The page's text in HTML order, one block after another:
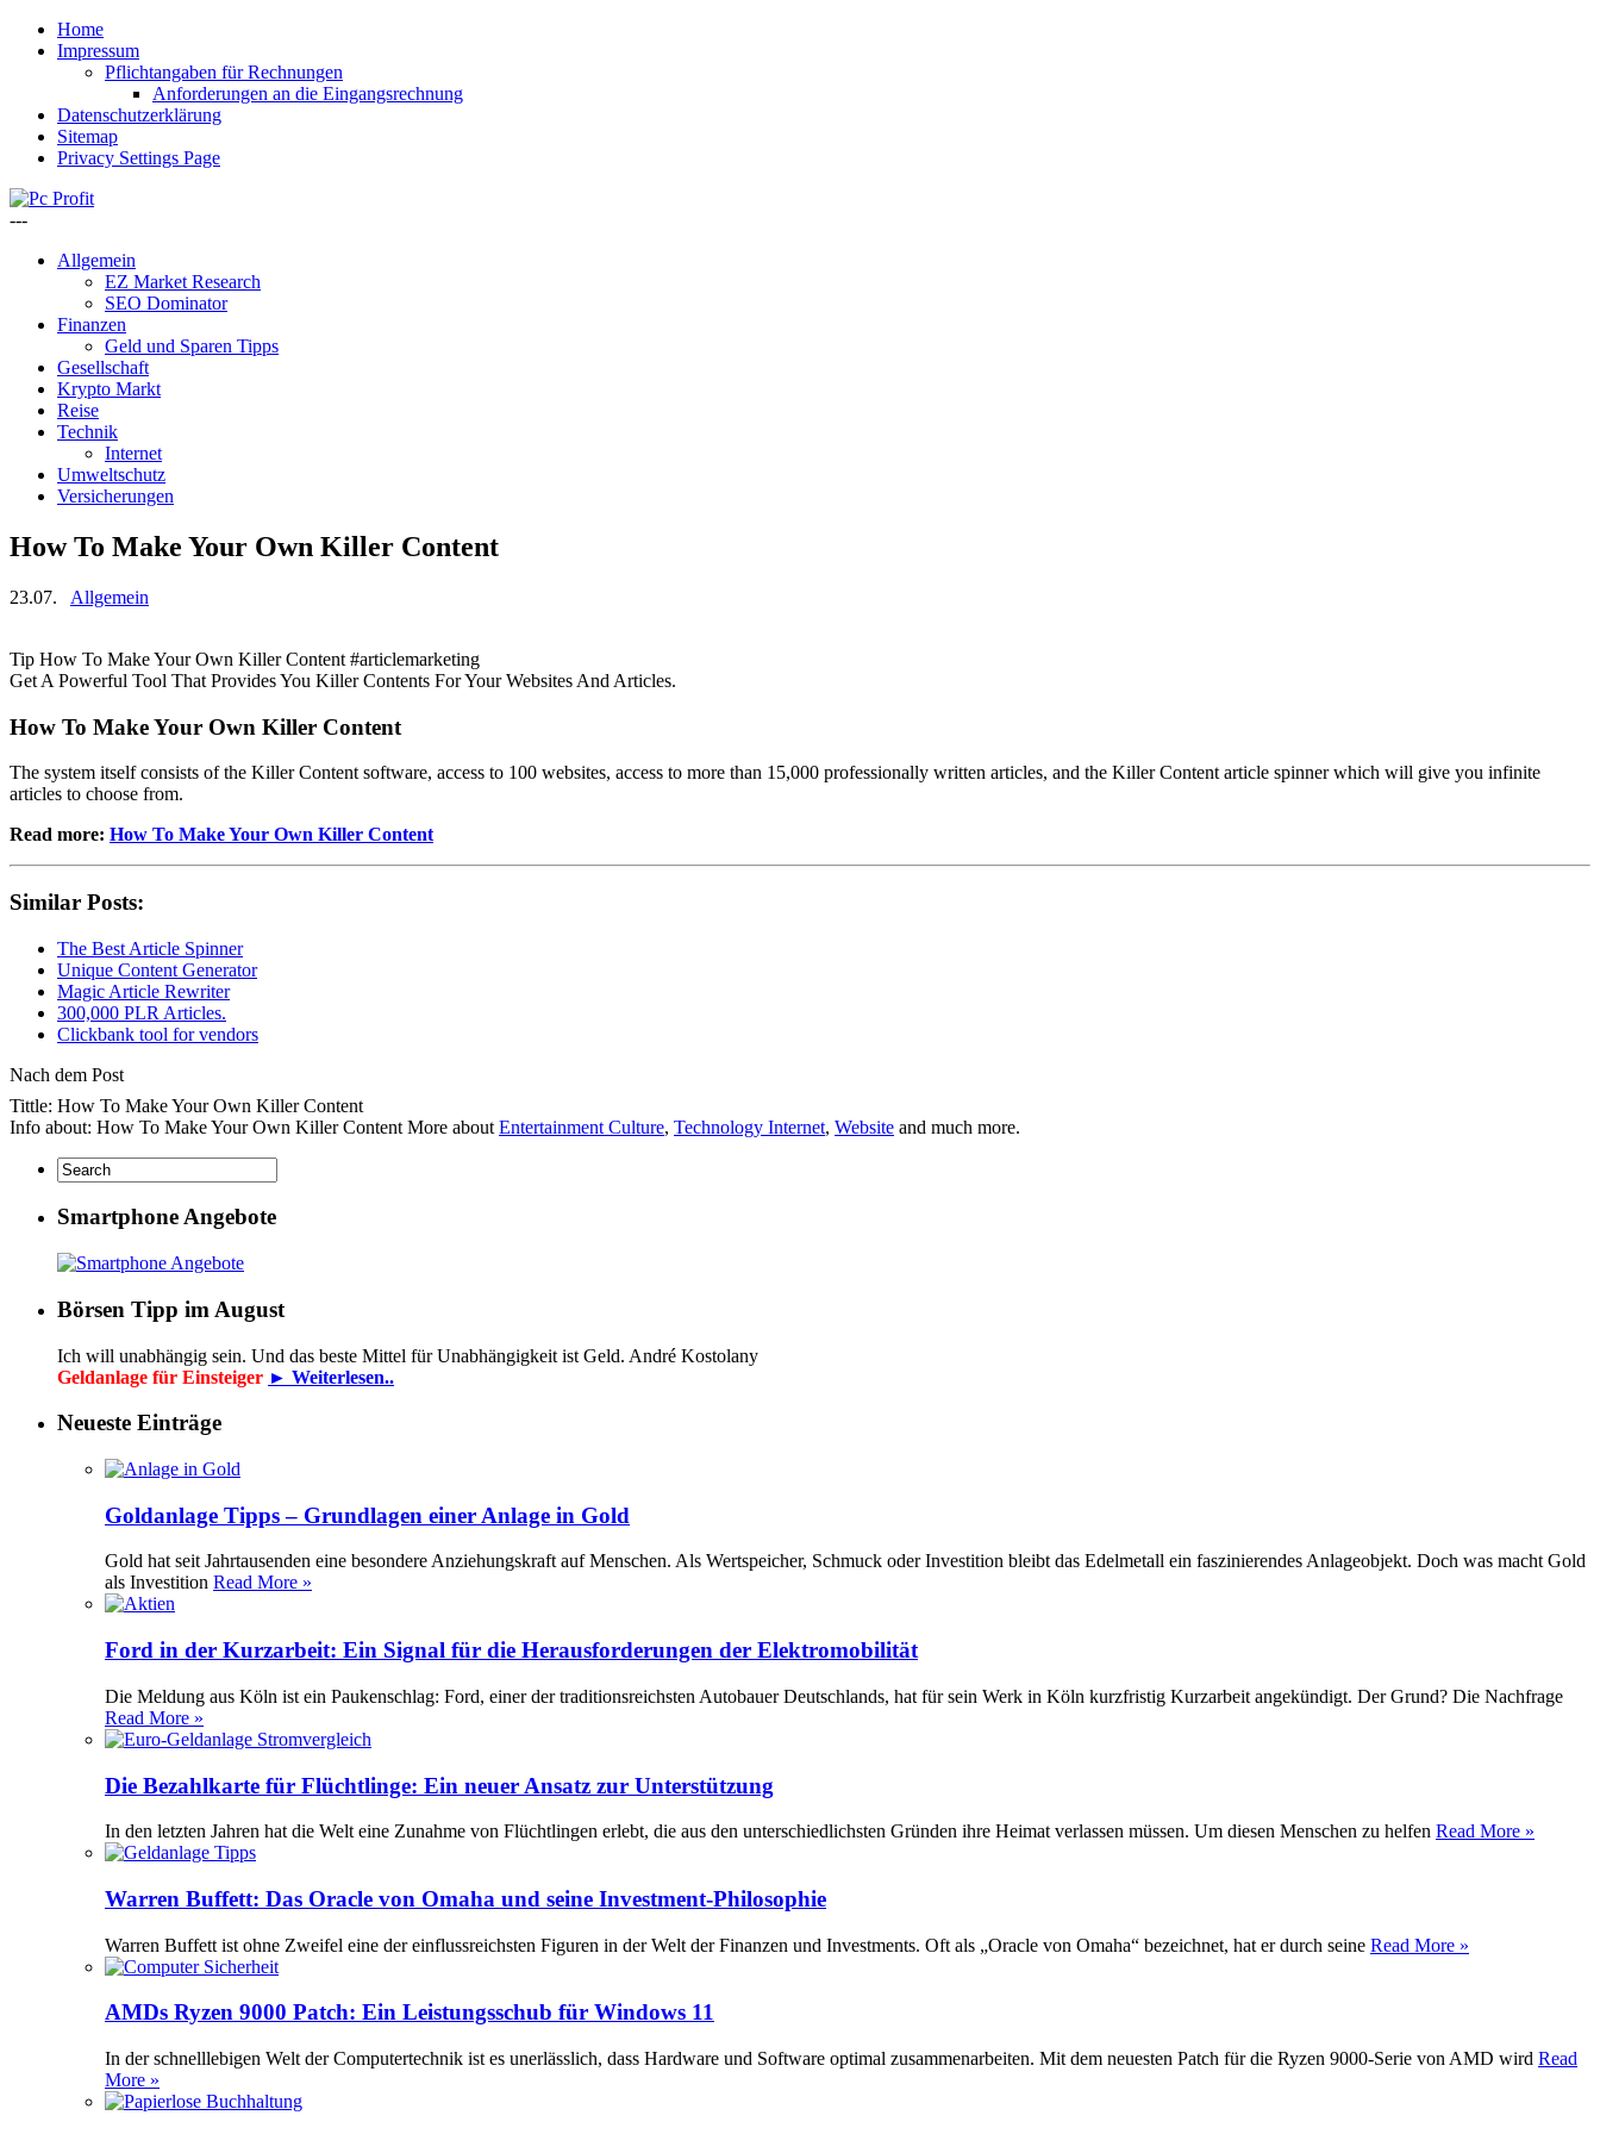
Home
Impressum
Pflichtangaben für Rechnungen
Anforderungen an die Eingangsrechnung
Datenschutzerklärung
Sitemap
Privacy Settings Page
---
Allgemein
EZ Market Research
SEO Dominator
Finanzen
Geld und Sparen Tipps
Gesellschaft
Krypto Markt
Reise
Technik
Internet
Umweltschutz
Versicherungen
How To Make Your Own Killer Content
23.07. Allgemein
Tip How To Make Your Own Killer Content #articlemarketing
Get A Powerful Tool That Provides You Killer Contents For Your Websites And Articles.
How To Make Your Own Killer Content
The system itself consists of the Killer Content software, access to 100 websites, access to more than 15,000 professionally written articles, and the Killer Content article spinner which will give you infinite
articles to choose from.
Read more: How To Make Your Own Killer Content
Similar Posts:
The Best Article Spinner
Unique Content Generator
Magic Article Rewriter
300,000 PLR Articles.
Clickbank tool for vendors
Nach dem Post
Tittle: How To Make Your Own Killer Content
Info about: How To Make Your Own Killer Content More about Entertainment Culture, Technology Internet, Website and much more.
Smartphone Angebote
Börsen Tipp im August
Ich will unabhängig sein. Und das beste Mittel für Unabhängigkeit ist Geld. André Kostolany
Geldanlage für Einsteiger ► Weiterlesen..
Neueste Einträge
Goldanlage Tipps – Grundlagen einer Anlage in Gold
Gold hat seit Jahrtausenden eine besondere Anziehungskraft auf Menschen. Als Wertspeicher, Schmuck oder Investition bleibt das Edelmetall ein faszinierendes Anlageobjekt. Doch was macht Gold
als Investition Read More »
Ford in der Kurzarbeit: Ein Signal für die Herausforderungen der Elektromobilität
Die Meldung aus Köln ist ein Paukenschlag: Ford, einer der traditionsreichsten Autobauer Deutschlands, hat für sein Werk in Köln kurzfristig Kurzarbeit angekündigt. Der Grund? Die Nachfrage
Read More »
Die Bezahlkarte für Flüchtlinge: Ein neuer Ansatz zur Unterstützung
In den letzten Jahren hat die Welt eine Zunahme von Flüchtlingen erlebt, die aus den unterschiedlichsten Gründen ihre Heimat verlassen müssen. Um diesen Menschen zu helfen Read More »
Warren Buffett: Das Oracle von Omaha und seine Investment-Philosophie
Warren Buffett ist ohne Zweifel eine der einflussreichsten Figuren in der Welt der Finanzen und Investments. Oft als „Oracle von Omaha“ bezeichnet, hat er durch seine Read More »
AMDs Ryzen 9000 Patch: Ein Leistungsschub für Windows 11
In der schnelllebigen Welt der Computertechnik ist es unerlässlich, dass Hardware und Software optimal zusammenarbeiten. Mit dem neuesten Patch für die Ryzen 9000-Serie von AMD wird Read
More »